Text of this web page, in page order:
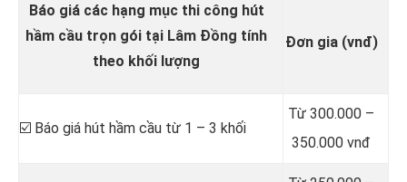
Báo giá các hạng mục thi công hút
hầm cầu trọn gói tại Lâm Đồng tính
theo khối lượng
Đơn gia (vnđ)
☑️ Báo giá hút hầm cầu từ 1 – 3 khối
Từ 300.000 –
350.000 vnđ